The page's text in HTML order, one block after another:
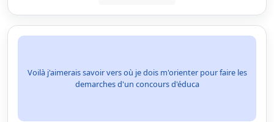
Voilà j'aimerais savoir vers où je dois m'orienter pour faire les
demarches d'un concours d'éduca